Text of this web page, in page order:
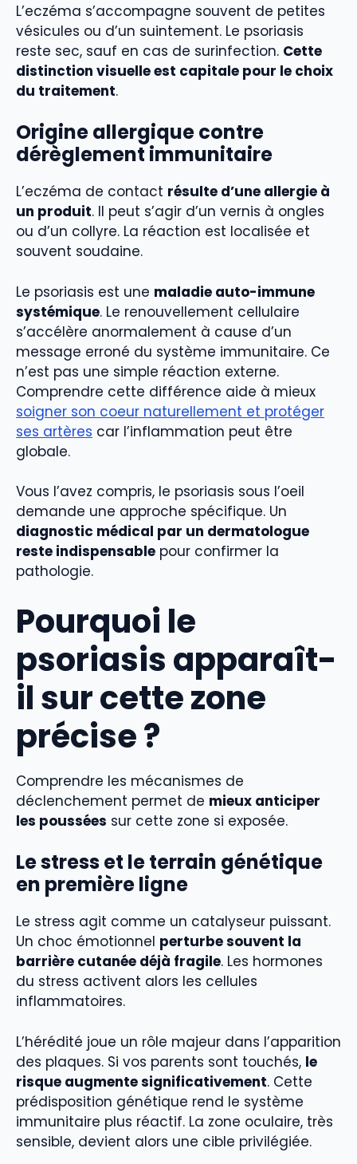
L’eczéma s’accompagne souvent de petites
vésicules ou d’un suintement. Le psoriasis
reste sec, sauf en cas de surinfection. Cette
distinction visuelle est capitale pour le choix
du traitement.
Origine allergique contre
dérèglement immunitaire
L’eczéma de contact résulte d’une allergie à
un produit. Il peut s’agir d’un vernis à ongles
ou d’un collyre. La réaction est localisée et
souvent soudaine.
Le psoriasis est une maladie auto-immune
systémique. Le renouvellement cellulaire
s’accélère anormalement à cause d’un
message erroné du système immunitaire. Ce
n’est pas une simple réaction externe.
Comprendre cette différence aide à mieux
soigner son coeur naturellement et protéger
ses artères car l’inflammation peut être
globale.
Vous l’avez compris, le psoriasis sous l’oeil
demande une approche spécifique. Un
diagnostic médical par un dermatologue
reste indispensable pour confirmer la
pathologie.
Pourquoi le
psoriasis apparaît-
il sur cette zone
précise ?
Comprendre les mécanismes de
déclenchement permet de mieux anticiper
les poussées sur cette zone si exposée.
Le stress et le terrain génétique
en première ligne
Le stress agit comme un catalyseur puissant.
Un choc émotionnel perturbe souvent la
barrière cutanée déjà fragile. Les hormones
du stress activent alors les cellules
inflammatoires.
L’hérédité joue un rôle majeur dans l’apparition
des plaques. Si vos parents sont touchés, le
risque augmente significativement. Cette
prédisposition génétique rend le système
immunitaire plus réactif. La zone oculaire, très
sensible, devient alors une cible privilégiée.